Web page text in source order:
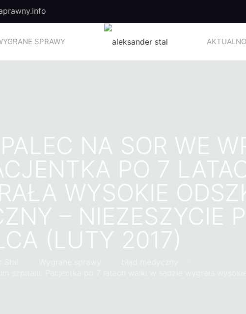
SPRAWY
NA SOR WE
PO 7
WYSOKIE
– NIEZESZYCIE
(LUTY 2017)